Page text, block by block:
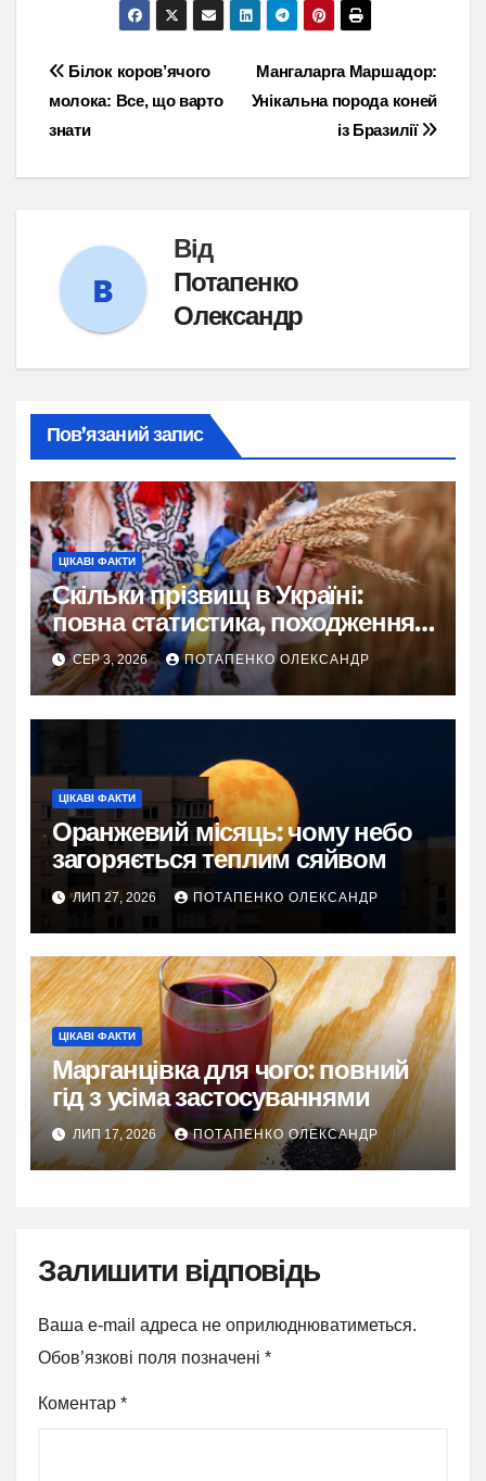
Навігація
записів
Мангаларга Маршадор:
Унікальна порода коней
із Бразилії
Білок коров’ячого
молока: Все, що варто
знати
Від
Потапенко
Олександр
Пов’язаний запис
ЦІКАВІ ФАКТИ
Скільки прізвищ в Україні:
повна статистика, походження
та живі історії
СЕР 3, 2026 ПОТАПЕНКО ОЛЕКСАНДР
ЦІКАВІ ФАКТИ
Оранжевий місяць: чому небо
загоряється теплим сяйвом
ЛИП 27, 2026 ПОТАПЕНКО ОЛЕКСАНДР
ЦІКАВІ ФАКТИ
Марганцівка для чого: повний
гід з усіма застосуваннями
ЛИП 17, 2026 ПОТАПЕНКО ОЛЕКСАНДР
Залишити відповідь
Ваша e-mail адреса не оприлюднюватиметься.
Обов’язкові поля позначені *
Коментар *